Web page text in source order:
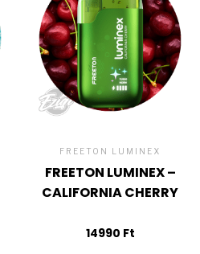
FREETON LUMINEX
FREETON LUMINEX –
CALIFORNIA CHERRY
14990 Ft